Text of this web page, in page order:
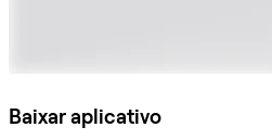
Baixar aplicativo